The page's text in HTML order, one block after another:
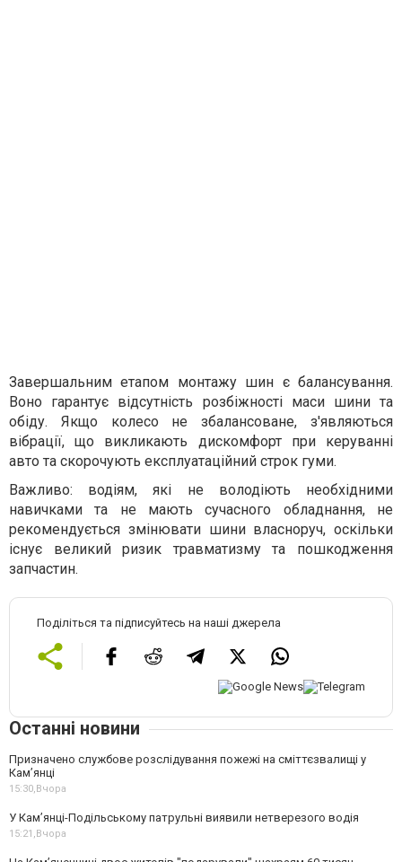
Завершальним етапом монтажу шин є балансування.
Воно гарантує відсутність розбіжності маси шини та
обіду. Якщо колесо не збалансоване, з'являються
вібрації, що викликають дискомфорт при керуванні
авто та скорочують експлуатаційний строк гуми.
Важливо: водіям, які не володіють необхідними
навичками та не мають сучасного обладнання, не
рекомендується змінювати шини власноруч, оскільки
існує великий ризик травматизму та пошкодження
запчастин.
Поділіться та підписуйтесь на наші джерела
Останні новини
Призначено службове розслідування пожежі на сміттєзвалищі у
Кам’янці
15:30,Вчора
У Кам’янці-Подільському патрульні виявили нетверезого водія
15:21,Вчора